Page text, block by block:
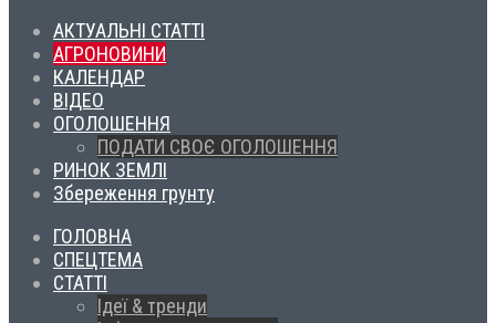
АКТУАЛЬНІ СТАТТІ
АГРОНОВИНИ
КАЛЕНДАР
ВІДЕО
ОГОЛОШЕННЯ
ПОДАТИ СВОЄ ОГОЛОШЕННЯ
РИНОК ЗЕМЛІ
Збереження грунту
ГОЛОВНА
СПЕЦТЕМА
СТАТТІ
Ідеї & тренди